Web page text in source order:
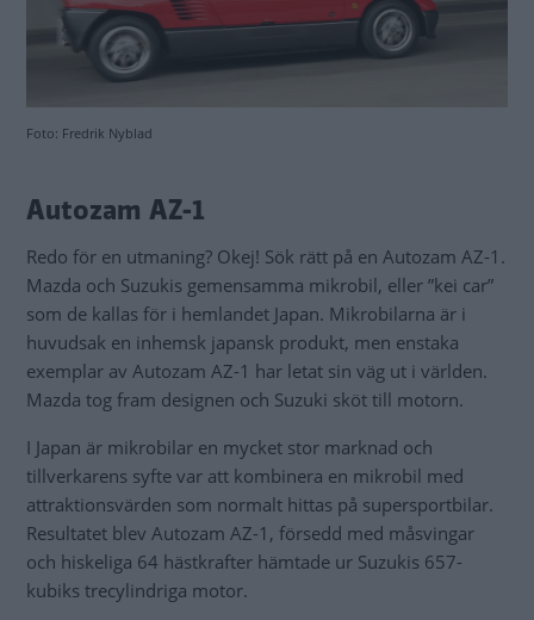
Foto: Fredrik Nyblad
Autozam AZ-1
Redo för en utmaning? Okej! Sök rätt på en Autozam AZ-1.
Mazda och Suzukis gemensamma mikrobil, eller ”kei car”
som de kallas för i hemlandet Japan. Mikrobilarna är i
huvudsak en inhemsk japansk produkt, men enstaka
exemplar av Autozam AZ-1 har letat sin väg ut i världen.
Mazda tog fram designen och Suzuki sköt till motorn.
I Japan är mikrobilar en mycket stor marknad och
tillverkarens syfte var att kombinera en mikrobil med
attraktionsvärden som normalt hittas på supersportbilar.
Resultatet blev Autozam AZ-1, försedd med måsvingar
och hiskeliga 64 hästkrafter hämtade ur Suzukis 657-
kubiks trecylindriga motor.